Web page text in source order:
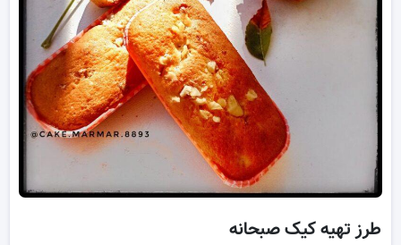
طرز تهیه کیک صبحانه